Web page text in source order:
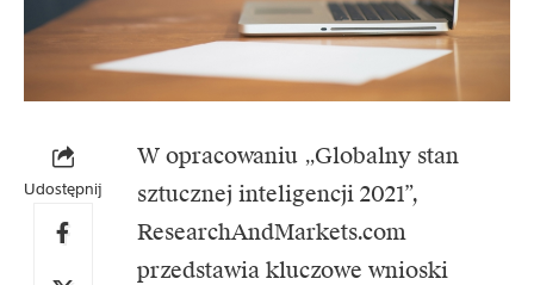
Udostępnij
W opracowaniu „Globalny stan
sztucznej inteligencji 2021”,
ResearchAndMarkets.com
przedstawia kluczowe wnioski